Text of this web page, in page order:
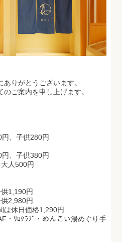
りがとうございます。
ご案内を申し上げます。
、子供280円
、子供380円
人500円
1,190円
2,980円
休日価格1,290円
・ﾘﾛｸﾗﾌﾞ・めんこい湯めぐり手